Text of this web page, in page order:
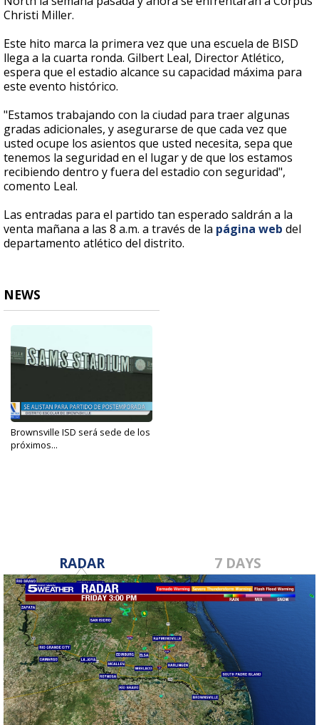
Christi Miller.
Este hito marca la primera vez que una escuela de BISD
llega a la cuarta ronda. Gilbert Leal, Director Atlético,
espera que el estadio alcance su capacidad máxima para
este evento histórico.
"Estamos trabajando con la ciudad para traer algunas
gradas adicionales, y asegurarse de que cada vez que
usted ocupe los asientos que usted necesita, sepa que
tenemos la seguridad en el lugar y de que los estamos
recibiendo dentro y fuera del estadio con seguridad",
comento Leal.
Las entradas para el partido tan esperado saldrán a la
venta mañana a las 8 a.m. a través de la página web del
departamento atlético del distrito.
NEWS
Brownsville ISD será sede de los
próximos...
RADAR 7 DAYS